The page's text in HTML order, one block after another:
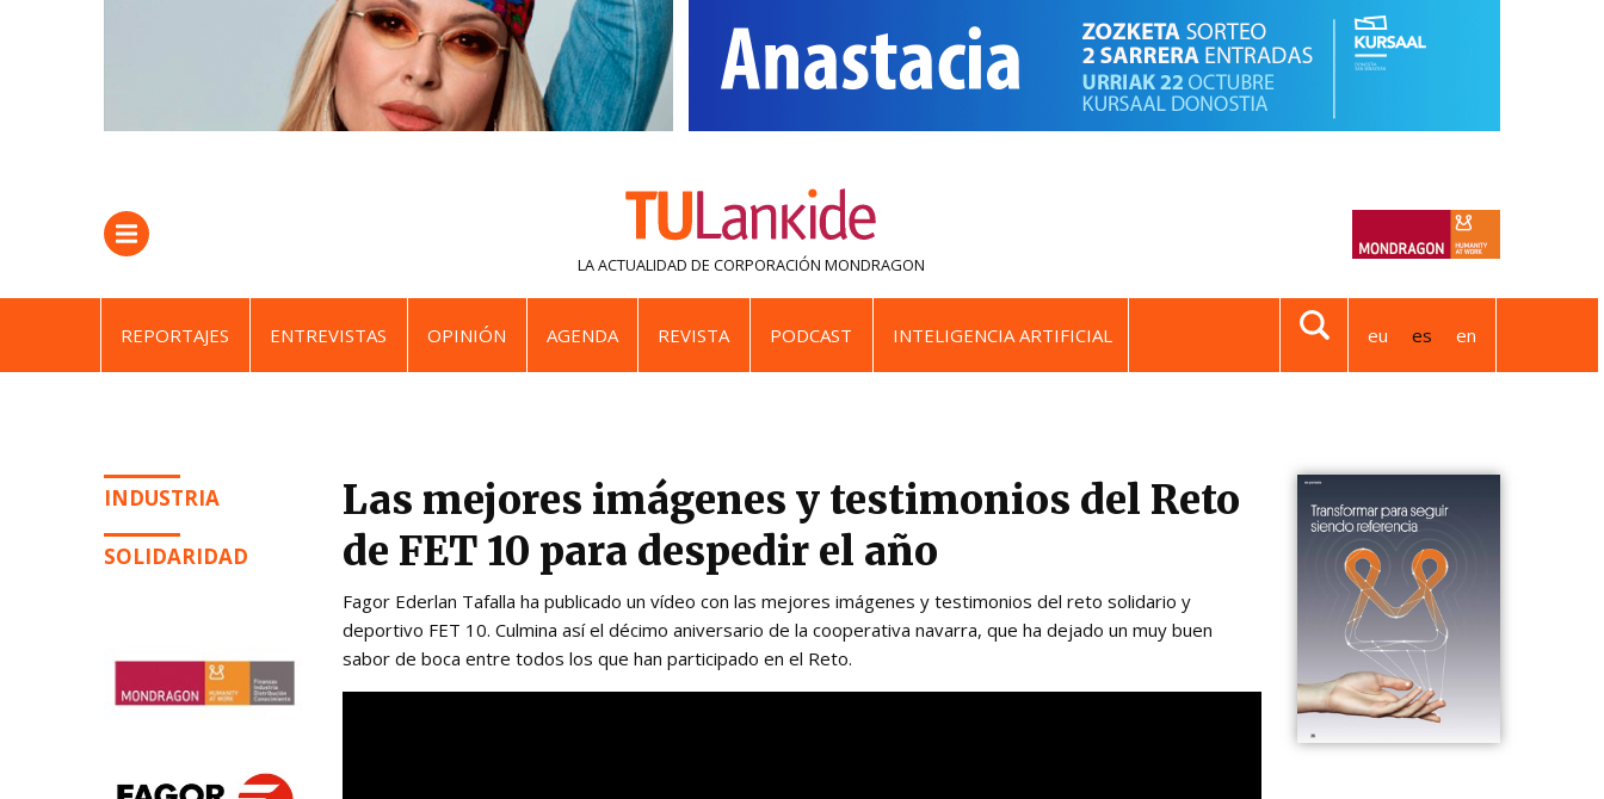
LA ACTUALIDAD DE CORPORACIÓN MONDRAGON
REPORTAJES ENTREVISTAS OPINIÓN AGENDA REVISTA PODCAST INTELIGENCIA ARTIFICIAL eu es en
INDUSTRIA
SOLIDARIDAD
Las mejores imágenes y testimonios del Reto
de FET 10 para despedir el año
Fagor Ederlan Tafalla ha publicado un vídeo con las mejores imágenes y testimonios del reto solidario y
deportivo FET 10. Culmina así el décimo aniversario de la cooperativa navarra, que ha dejado un muy buen
sabor de boca entre todos los que han participado en el Reto.